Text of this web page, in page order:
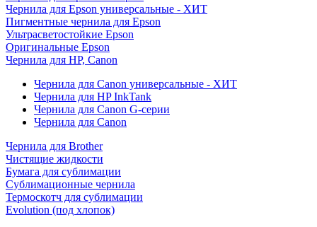
Чернила для Epson универсальные - ХИТ
Пигментные чернила для Epson
Ультрасветостойкие Epson
Оригинальные Epson
Чернила для HP, Canon
Чернила для Canon универсальные - ХИТ
Чернила для HP InkTank
Чернила для Canon G-серии
Чернила для Canon
Чернила для Brother
Чистящие жидкости
Бумага для сублимации
Сублимационные чернила
Термоскотч для сублимации
Evolution (под хлопок)